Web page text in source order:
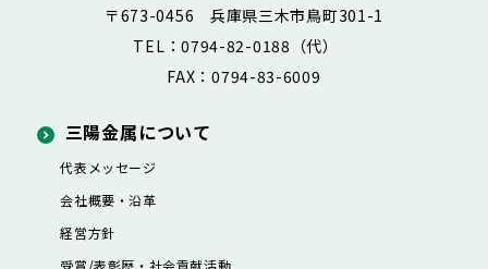
〒673-0456 兵庫県三木市鳥町301-1
TEL：0794-82-0188（代）
FAX：0794-83-6009
三陽金属について
代表メッセージ
会社概要・沿革
経営方針
受賞/表彰歴・社会貢献活動